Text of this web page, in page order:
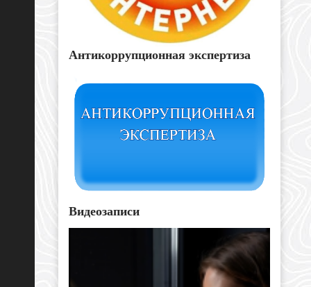
Антикоррупционная экспертиза
Видеозаписи